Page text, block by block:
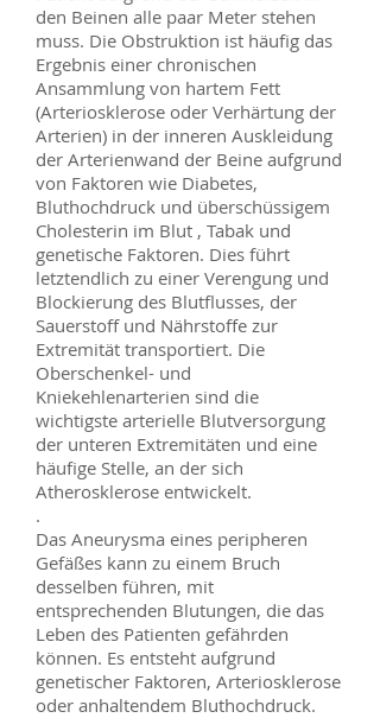
den Beinen alle paar Meter stehen
muss. Die Obstruktion ist häufig das
Ergebnis einer chronischen
Ansammlung von hartem Fett
(Arteriosklerose oder Verhärtung der
Arterien) in der inneren Auskleidung
der Arterienwand der Beine aufgrund
von Faktoren wie Diabetes,
Bluthochdruck und überschüssigem
Cholesterin im Blut , Tabak und
genetische Faktoren. Dies führt
letztendlich zu einer Verengung und
Blockierung des Blutflusses, der
Sauerstoff und Nährstoffe zur
Extremität transportiert. Die
Oberschenkel- und
Kniekehlenarterien sind die
wichtigste arterielle Blutversorgung
der unteren Extremitäten und eine
häufige Stelle, an der sich
Atherosklerose entwickelt.
.
Das Aneurysma eines peripheren
Gefäßes kann zu einem Bruch
desselben führen, mit
entsprechenden Blutungen, die das
Leben des Patienten gefährden
können. Es entsteht aufgrund
genetischer Faktoren, Arteriosklerose
oder anhaltendem Bluthochdruck.